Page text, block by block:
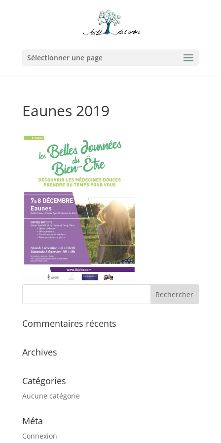
Sélectionner une page
Eaunes 2019
Commentaires récents
Archives
Catégories
Aucune catégorie
Méta
Connexion